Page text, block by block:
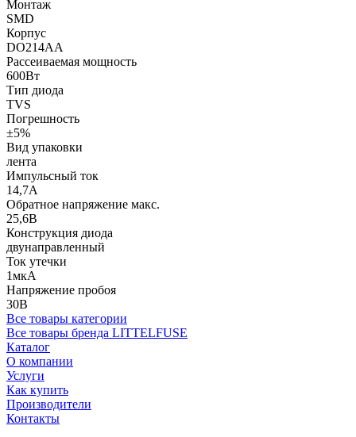
Монтаж
SMD
Корпус
DO214AA
Рассеиваемая мощность
600Вт
Тип диода
TVS
Погрешность
±5%
Вид упаковки
лента
Импульсный ток
14,7А
Обратное напряжение макс.
25,6В
Конструкция диода
двунаправленный
Ток утечки
1мкА
Напряжение пробоя
30В
Все товары категории
Все товары бренда LITTELFUSE
Каталог
О компании
Услуги
Как купить
Производители
Контакты